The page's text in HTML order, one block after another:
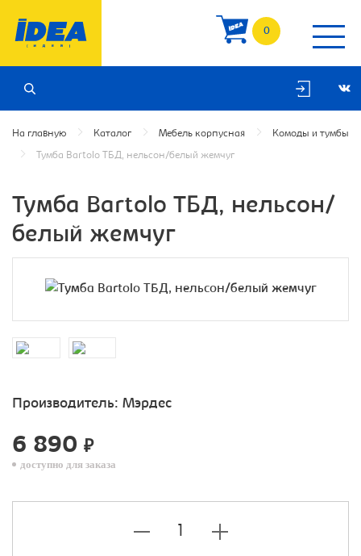
0
На главную Каталог Мебель корпусная Комоды и тумбы
Тумба Bartolo ТБД, нельсон/белый жемчуг
Тумба Bartolo ТБД, нельсон/
белый жемчуг
Производитель: Мэрдес
6 890 ₽
доступно для заказа